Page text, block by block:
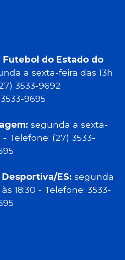
Futebol do Estado do
a sexta-feira das 13h
3533-9692
9695
segunda a sexta-
- Telefone: (27) 3533-
ES: segunda
18:30 - Telefone: 3533-